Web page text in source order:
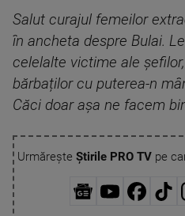
Salut curajul femeilor
în ancheta despre Bulai.
celelalte victime ale
bărbaților cu puterea-n
Căci doar așa ne facem
Urmărește Știrile PRO TVpe